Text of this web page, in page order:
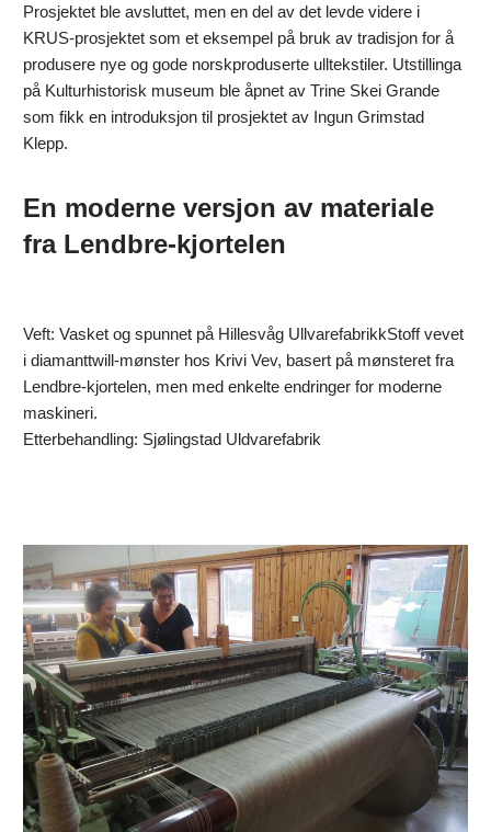
Prosjektet ble avsluttet, men en del av det levde videre i
KRUS-prosjektet som et eksempel på bruk av tradisjon for å
produsere nye og gode norskproduserte ulltekstiler. Utstillinga
på Kulturhistorisk museum ble åpnet av Trine Skei Grande
som fikk en introduksjon til prosjektet av Ingun Grimstad
Klepp.
En moderne versjon av materiale
fra Lendbre-kjortelen
Veft: Vasket og spunnet på Hillesvåg UllvarefabrikkStoff vevet
i diamanttwill-mønster hos Krivi Vev, basert på mønsteret fra
Lendbre-kjortelen, men med enkelte endringer for moderne
maskineri.
Etterbehandling: Sjølingstad Uldvarefabrik